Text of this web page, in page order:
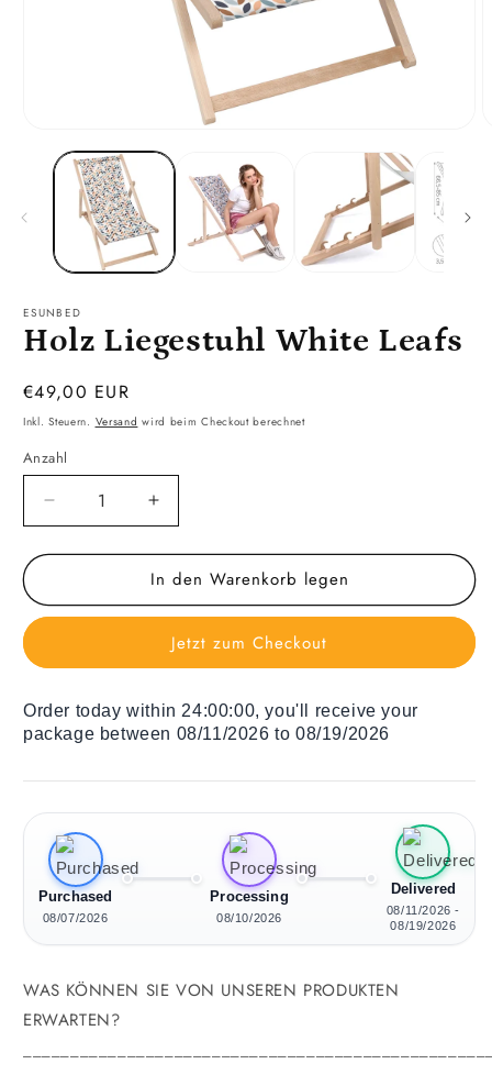
ESUNBED
Holz Liegestuhl White Leafs
Normaler
Preis
€49,00 EUR
Inkl. Steuern. Versand wird beim Checkout berechnet
Anzahl
Verringere
die
Menge
Holz
Leafs
Erhöhe
die
Menge
für
Holz
White
Leafs
In den Warenkorb legen
Jetzt zum Checkout
Order today within 24:00:00, you'll receive your
package between 08/11/2026 to 08/19/2026
Purchased
08/07/2026
Processing
08/10/2026
Delivered
08/11/2026 -
08/19/2026
WAS KÖNNEN SIE VON UNSEREN PRODUKTEN
ERWARTEN?